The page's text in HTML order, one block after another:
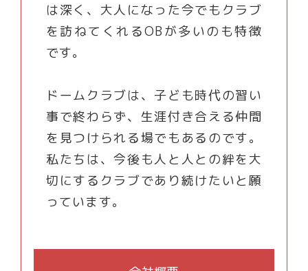
は深く、大人になった今でもクラブ
を訪ねてくれるOBが多いのも特徴
です。
ドームクラブは、子ども時代の習い
事で終わらず、生涯付き合える仲間
を見つけられる場でもあるのです。
私たちは、今後も人と人との絆を大
切にするクラブであり続けたいと願
っています。